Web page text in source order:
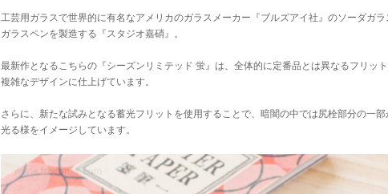
工芸用ガラスで世界的に有名なアメリカのガラスメーカー『ブルズアイ社』のソーダガ
ガラスペンを製造する『スタジオ嘉硝』。
最新作となるこちらの『シーズンリミテッド 蛍』は、全体的に定番品とは異なるフリッ
複雑なデザインに仕上げています。
さらに、新たな試みとなる蓄光フリットを使用することで、暗闇の中では尻栓部分の一
光る様をイメージしています。